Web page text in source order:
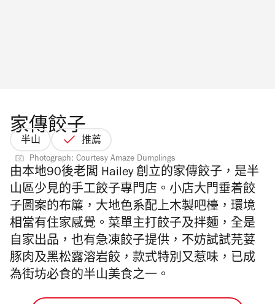
家傳餃子
半山 推薦
Photograph: Courtesy Amaze Dumplings
由本地90後老闆 Hailey 創立的家傳餃子，是半
山區少見的手工餃子專門店。小店大門垂着餃
子圖案的布簾，大地色系配上木製吧檯，環境
相當有住家感覺。菜單主打餃子及拌麵，全是
自家出品，也有急凍餃子提供，不妨試試芫荽
豚肉及黑松露溶岩餃，款式特別又惹味，已成
為街坊必食的半山美食之一。